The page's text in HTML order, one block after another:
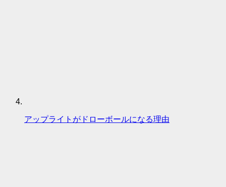
アップライトがドローボールになる理由